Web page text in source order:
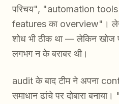
परिचय", "automation
features का overview"।
शोध भी ठीक था — लेकिन खोज
लगभग न के बराबर थी।
audit के बाद टीम ने अपना
समाधान ढांचे पर दोबारा